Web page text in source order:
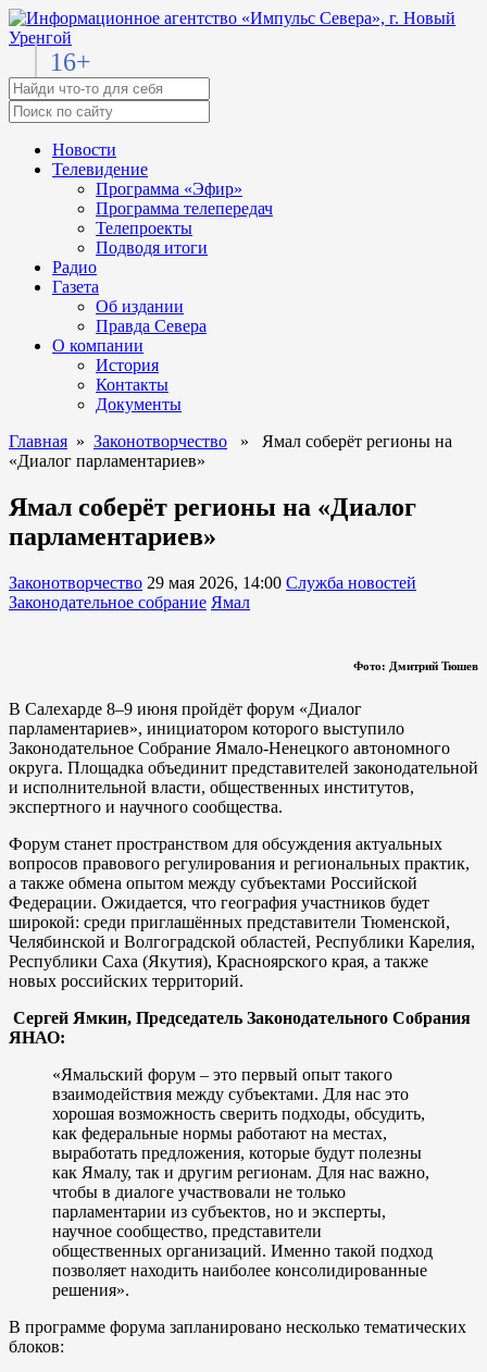
16+
Новости
Телевидение
Программа «Эфир»
Программа телепередач
Телепроекты
Подводя итоги
Радио
Газета
Об издании
Правда Севера
О компании
История
Контакты
Документы
Главная » Законотворчество » Ямал соберёт регионы на
«Диалог парламентариев»
Ямал соберёт регионы на «Диалог
парламентариев»
Законотворчество 29 мая 2026, 14:00 Служба новостей
Законодательное собрание Ямал
Фото: Дмитрий Тюшев
В Салехарде 8–9 июня пройдёт форум «Диалог
парламентариев», инициатором которого выступило
Законодательное Собрание Ямало-Ненецкого автономного
округа. Площадка объединит представителей законодательной
и исполнительной власти, общественных институтов,
экспертного и научного сообщества.
Форум станет пространством для обсуждения актуальных
вопросов правового регулирования и региональных практик,
а также обмена опытом между субъектами Российской
Федерации. Ожидается, что география участников будет
широкой: среди приглашённых представители Тюменской,
Челябинской и Волгоградской областей, Республики Карелия,
Республики Саха (Якутия), Красноярского края, а также
новых российских территорий.
Сергей Ямкин, Председатель Законодательного Собрания
ЯНАО:
«Ямальский форум – это первый опыт такого
взаимодействия между субъектами. Для нас это
хорошая возможность сверить подходы, обсудить,
как федеральные нормы работают на местах,
выработать предложения, которые будут полезны
как Ямалу, так и другим регионам. Для нас важно,
чтобы в диалоге участвовали не только
парламентарии из субъектов, но и эксперты,
научное сообщество, представители
общественных организаций. Именно такой подход
позволяет находить наиболее консолидированные
решения».
В программе форума запланировано несколько тематических
блоков: